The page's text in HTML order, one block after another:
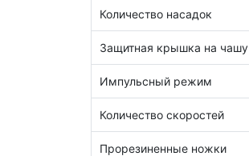
Количество насадок
Защитная крышка на чашу
Импульсный режим
Количество скоростей
Прорезиненные ножки